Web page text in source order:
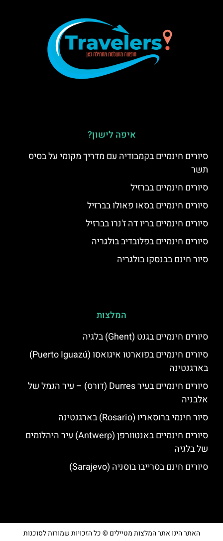
איפה לישון?
סיורים חינמיים בקמבודיה עם מדריך מקומי על בסיס
תשר
סיורים חינמיים בברזיל
סיורים חינמיים בסאו פאולו בברזיל
סיורים חינמיים בריו דה ז'נרו בברזיל
סיורים חינמיים בפלובדיב בולגריה
סיור חינם בבנסקו בולגריה
המלצות
סיורים חינמיים בגנט (Ghent) בלגיה
סיורים חינמיים בפוארטו איגואסו (Puerto Iguazú)
בארגנטינה
סיורים חינמיים בעיר Durres (דורס) – עיר הנמל של
אלבניה
סיור חינמי ברוסאריו (Rosario) בארגנטינה
סיורים חינמיים באנטוורפן (Antwerp) עיר היהלומים
של בלגיה
סיורים חינם בסרייבו בוסניה (Sarajevo)
האתר הינו אתר המלצות מטיילים © כל הזכויות שמורות לסוכנות